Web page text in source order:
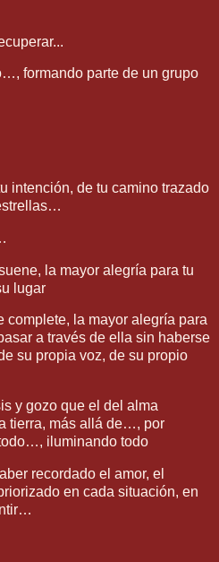
formando parte de un grupo
intención, de tu camino trazado
la mayor alegría para tu
lugar
complete, la mayor alegría para
a través de ella sin haberse
su propia voz, de su propio
y gozo que el del alma
tierra, más allá de…, por
iluminando todo
recordado el amor, el
en cada situación, en